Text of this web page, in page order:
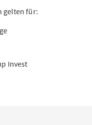
gelten für:
Invest